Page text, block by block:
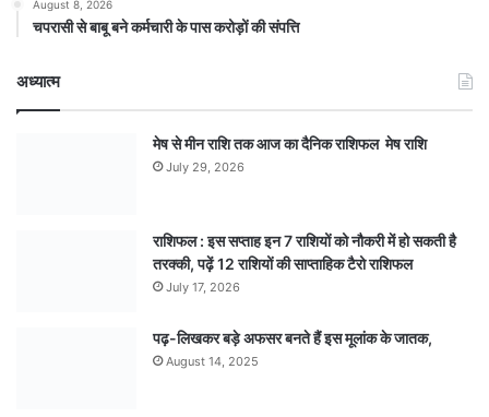
August 8, 2026
चपरासी से बाबू बने कर्मचारी के पास करोड़ों की संपत्ति
अध्यात्म
मेष से मीन राशि तक आज का दैनिक राशिफल मेष राशि
July 29, 2026
राशिफल : इस सप्ताह इन 7 राशियों को नौकरी में हो सकती है
तरक्की, पढ़ें 12 राशियों की साप्ताहिक टैरो राशिफल
July 17, 2026
पढ़-लिखकर बड़े अफसर बनते हैं इस मूलांक के जातक,
August 14, 2025